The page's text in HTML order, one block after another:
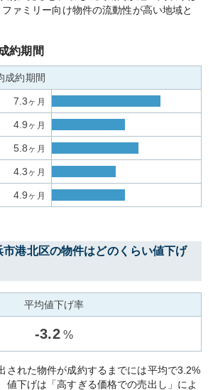
ァミリー向け物件の流動性が高い地域と
約期間
成約期間
7.3ヶ月
4.9ヶ月
5.8ヶ月
4.3ヶ月
4.9ヶ月
市港北区の物件はどのくらい値下げ
平均値下げ率
-3.2 %
された物件が成約するまでには平均で3.2%
値下げは「高すぎる価格での売出し」によ